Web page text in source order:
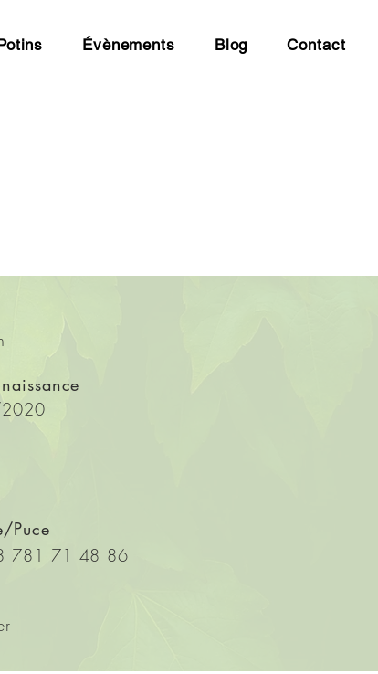
Évènements Blog Contact
Puce
781 71 48 86